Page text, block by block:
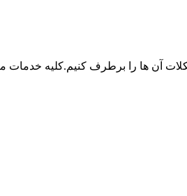
آن ها را برطرف کنیم.کلیه